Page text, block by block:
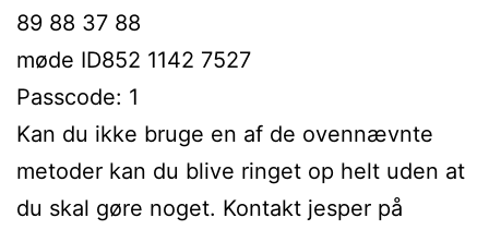
89 88 37 88
møde ID852 1142 7527
Passcode: 1
Kan du ikke bruge en af de ovennævnte
metoder kan du blive ringet op helt uden at
du skal gøre noget. Kontakt jesper på